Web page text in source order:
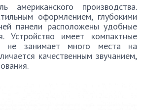
американского производства.
оформлением, глубокими
панели расположены удобные
Устройство имеет компактные
не занимает много места на
качественным звучанием,